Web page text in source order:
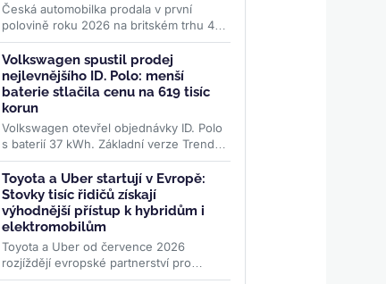
Česká automobilka prodala v první
polovině roku 2026 na britském trhu 46
508 vozů — nejvíc v historii. Elektrická
dvojka Enyaq a Elroq... >>
Volkswagen spustil prodej
nejlevnějšího ID. Polo: menší
baterie stlačila cenu na 619 tisíc
korun
Volkswagen otevřel objednávky ID. Polo
s baterií 37 kWh. Základní verze Trend
startuje v Německu na 24 995 eurech, v
Česku na 619 000 Kč....>>
Toyota a Uber startují v Evropě:
Stovky tisíc řidičů získají
výhodnější přístup k hybridům i
elektromobilům
Toyota a Uber od července 2026
rozjíždějí evropské partnerství pro
stovky tisíc řidičů. Nabídka zahrnuje